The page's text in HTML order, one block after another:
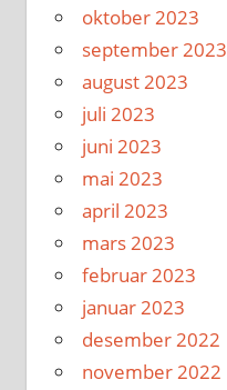
oktober 2023
september 2023
august 2023
juli 2023
juni 2023
mai 2023
april 2023
mars 2023
februar 2023
januar 2023
desember 2022
november 2022